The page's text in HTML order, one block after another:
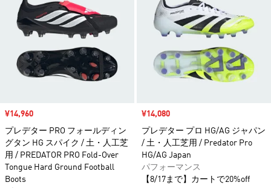
セール価格
¥14,960
プレデター PRO フォールディン
グタン HG スパイク / 土・人工芝
用 / PREDATOR PRO Fold-Over
Tongue Hard Ground Football
Boots
セール価格
¥14,080
プレデター プロ HG/AG ジャパン
/ 土・人工芝用 / Predator Pro
HG/AG Japan
パフォーマンス
【8/17まで】カートで20%off